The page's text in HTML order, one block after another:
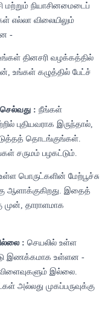
மற்றும் நியாசினமைடைப்
எல்லா விலையிலும்
-
தினசரி வழக்கத்தில்
உங்கள் கழுத்தில் பேட்ச்
: நீங்கள்
புதியவராக இருந்தால்,
தொடங்குங்கள்.
சருமம் பழகட்டும்.
பொருட்களின் மேற்பூச்சு
ஆளாக்குகிறது. இதைத்
முன், தாராளமாக
: செயலில் உள்ள
இணக்கமாக உள்ளன -
இல்லை.
அல்லது முகப்பருவுக்கு